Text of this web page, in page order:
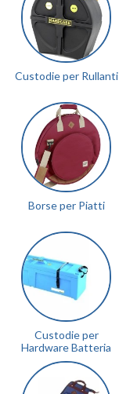
Custodie per Rullanti
Borse per Piatti
Custodie per
Hardware Batteria